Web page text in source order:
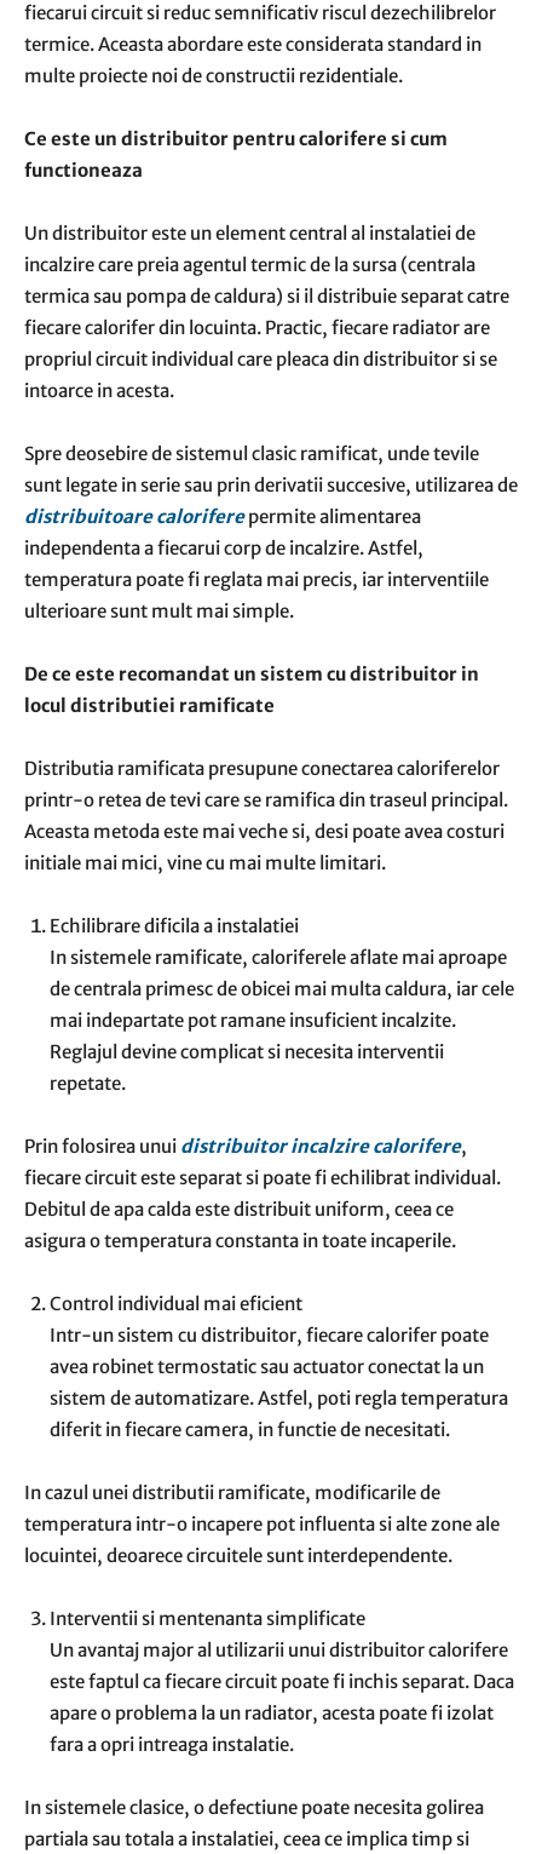
fiecarui circuit si reduc semnificativ riscul dezechilibrelor
termice. Aceasta abordare este considerata standard in
multe proiecte noi de constructii rezidentiale.
Ce este un distribuitor pentru calorifere si cum
functioneaza
Un distribuitor este un element central al instalatiei de
incalzire care preia agentul termic de la sursa (centrala
termica sau pompa de caldura) si il distribuie separat catre
fiecare calorifer din locuinta. Practic, fiecare radiator are
propriul circuit individual care pleaca din distribuitor si se
intoarce in acesta.
Spre deosebire de sistemul clasic ramificat, unde tevile
sunt legate in serie sau prin derivatii succesive, utilizarea de
distribuitoare caloriferepermite alimentarea
independenta a fiecarui corp de incalzire. Astfel,
temperatura poate fi reglata mai precis, iar interventiile
ulterioare sunt mult mai simple.
De ce este recomandat un sistem cu distribuitor in
locul distributiei ramificate
Distributia ramificata presupune conectarea caloriferelor
printr-o retea de tevi care se ramifica din traseul principal.
Aceasta metoda este mai veche si, desi poate avea costuri
initiale mai mici, vine cu mai multe limitari.
Echilibrare dificila a instalatiei
In sistemele ramificate, caloriferele aflate mai aproape
de centrala primesc de obicei mai multa caldura, iar cele
mai indepartate pot ramane insuficient incalzite.
Reglajul devine complicat si necesita interventii
repetate.
Prin folosirea unui distribuitor incalzire calorifere,
fiecare circuit este separat si poate fi echilibrat individual.
Debitul de apa calda este distribuit uniform, ceea ce
asigura o temperatura constanta in toate incaperile.
Control individual mai eficient
Intr-un sistem cu distribuitor, fiecare calorifer poate
avea robinet termostatic sau actuator conectat la un
sistem de automatizare. Astfel, poti regla temperatura
diferit in fiecare camera, in functie de necesitati.
In cazul unei distributii ramificate, modificarile de
temperatura intr-o incapere pot influenta si alte zone ale
locuintei, deoarece circuitele sunt interdependente.
Interventii si mentenanta simplificate
Un avantaj major al utilizarii unui distribuitor calorifere
este faptul ca fiecare circuit poate fi inchis separat. Daca
apare o problema la un radiator, acesta poate fi izolat
fara a opri intreaga instalatie.
In sistemele clasice, o defectiune poate necesita golirea
partiala sau totala a instalatiei, ceea ce implica timp si